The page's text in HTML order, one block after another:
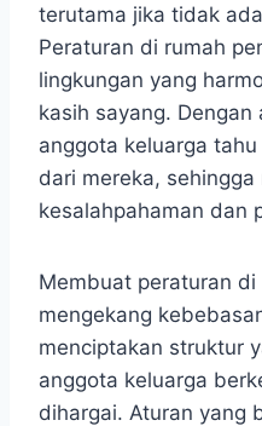
terutama jika tidak
Peraturan di rumah
lingkungan yang
kasih sayang.
anggota keluarga
dari mereka,
kesalahpahaman dan
Membuat peraturan
mengekang
menciptakan struktur
anggota keluarga
dihargai. Aturan yang